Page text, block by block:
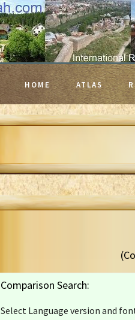
HOME ATLAS
Comparison Search:
Select Language version and